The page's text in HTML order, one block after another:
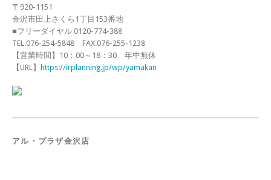
〒920-1151
金沢市田上さくら1丁目153番地
■フリーダイヤル 0120-774-388
TEL.076-254-5848 FAX.076-255-1238
【営業時間】10：00～18：30 年中無休
【URL】 https://irplanning.jp/wp/yamakan
アル・プラザ金沢店